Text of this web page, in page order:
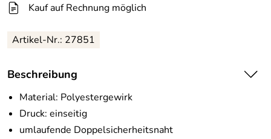
Kauf auf Rechnung möglich
Artikel-Nr.: 27851
Beschreibung
Material: Polyestergewirk
Druck: einseitig
umlaufende Doppelsicherheitsnaht